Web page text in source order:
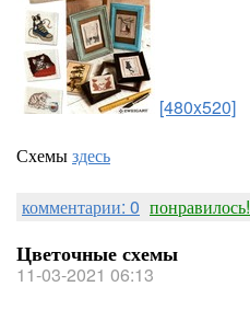
[480x520]
Схемыздесь
комментарии: 0 понравилось!
Цветочные схемы
11-03-2021 06:13